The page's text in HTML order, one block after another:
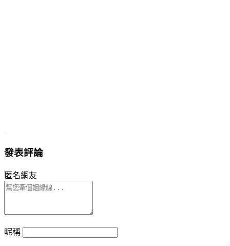
發表評論
匿名網友
昵稱